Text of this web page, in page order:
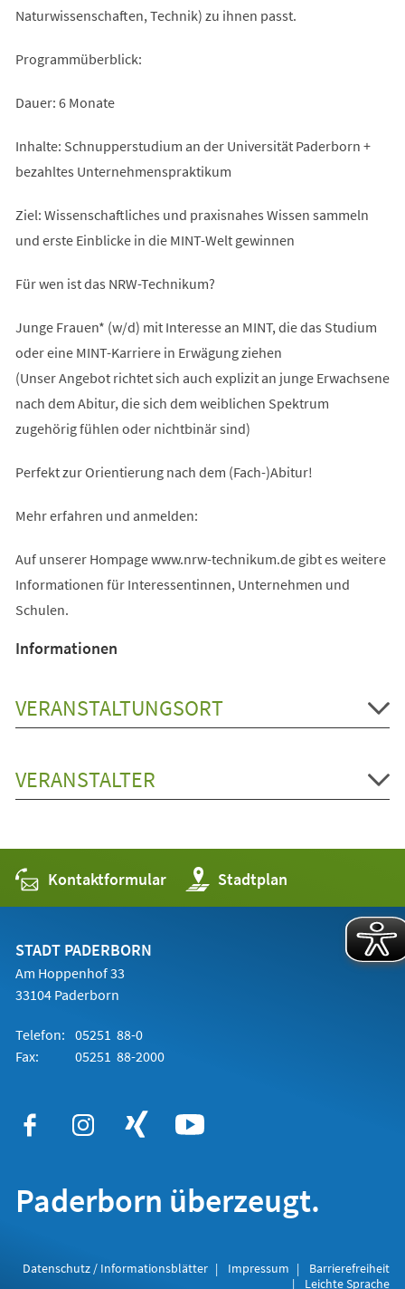
Naturwissenschaften, Technik) zu ihnen passt.
Programmüberblick:
Dauer: 6 Monate
Inhalte: Schnupperstudium an der Universität Paderborn +
bezahltes Unternehmenspraktikum
Ziel: Wissenschaftliches und praxisnahes Wissen sammeln
und erste Einblicke in die MINT-Welt gewinnen
Für wen ist das NRW-Technikum?
Junge Frauen* (w/d) mit Interesse an MINT, die das Studium
oder eine MINT-Karriere in Erwägung ziehen
(Unser Angebot richtet sich auch explizit an junge Erwachsene
nach dem Abitur, die sich dem weiblichen Spektrum
zugehörig fühlen oder nichtbinär sind)
Perfekt zur Orientierung nach dem (Fach-)Abitur!
Mehr erfahren und anmelden:
Auf unserer Hompage www.nrw-technikum.de gibt es weitere
Informationen für Interessentinnen, Unternehmen und
Schulen.
Informationen
VERANSTALTUNGSORT
VERANSTALTER
Kontaktformular Stadtplan
(Öffnet
in
einem
STADT PADERBORN
Am Hoppenhof 33
33104 Paderborn
Telefon: 05251 88-0
Fax:
05251 88-2000
Paderborn überzeugt.
Datenschutz / Informationsblätter Impressum
Barrierefreiheit
Leichte Sprache